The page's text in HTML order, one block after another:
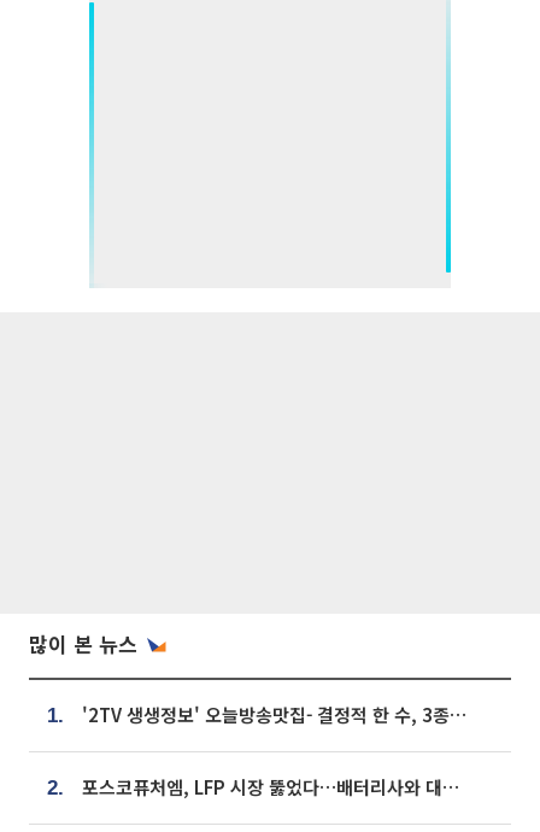
많이 본 뉴스
1. '2TV 생생정보' 오늘방송맛집- 결정적 한 수, 3종 메밀면! 메밀 소바 맛집 '의○○○○'
2. 포스코퓨처엠, LFP 시장 뚫었다…배터리사와 대규모 장기 공급 합의